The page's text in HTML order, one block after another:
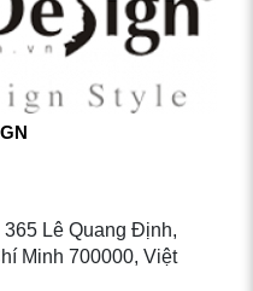
365 Lê Quang Định,
Minh 700000, Việt